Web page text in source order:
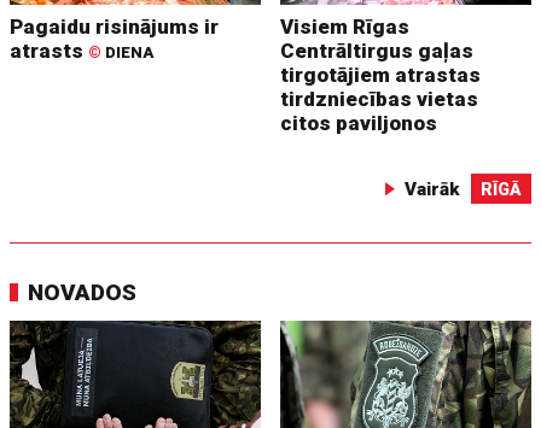
Pagaidu risinājums ir
atrasts © DIENA
Visiem Rīgas
Centrāltirgus gaļas
tirgotājiem atrastas
tirdzniecības vietas
citos paviljonos
Vairāk RĪGĀ
NOVADOS